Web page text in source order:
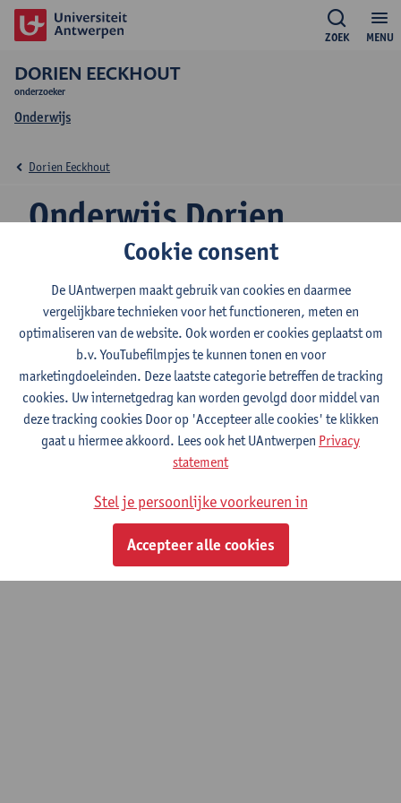
MENU
ZOEK
DORIEN EECKHOUT
onderzoeker
Onderwijs
Onderwijs Dorien
Eeckhout
Dorien Eeckhout
2026-2027 2025-2026 2024-2025
Product-Service Systems Design Project
Master in de productontwikkeling
Educatieve master in de ontwerpwetenschappen:
Faculty of Design Sciences: Course Catalogue
PrivacybeleidCookiebeleidGebruiksvoorwaarden
Cookie consent
De UAntwerpen maakt gebruik van cookies en daarmee
vergelijkbare technieken voor het functioneren, meten en
optimaliseren van de website. Ook worden er cookies geplaatst om
b.v. YouTubefilmpjes te kunnen tonen en voor
marketingdoeleinden. Deze laatste categorie betreffen de tracking
cookies. Uw internetgedrag kan worden gevolgd door middel van
deze tracking cookies Door op 'Accepteer alle cookies' te klikken
gaat u hiermee akkoord. Lees ook het UAntwerpen Privacy
statement
Stel je persoonlijke voorkeuren in
Accepteer alle cookies